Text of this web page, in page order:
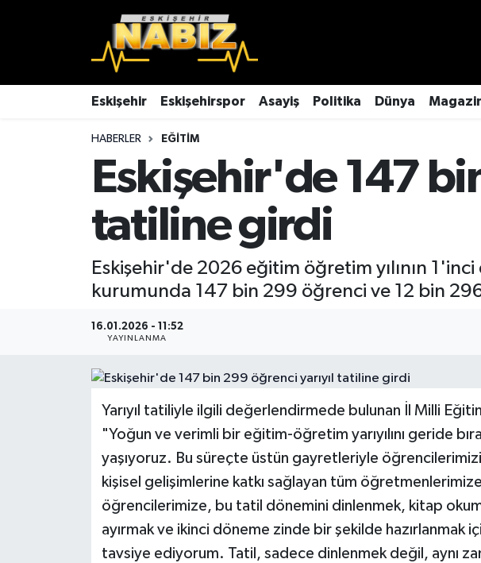
Eskişehir Eskişehirspor Asayiş Politika Dünya
HABERLER EĞITIM
Eskişehir'de 147
tatiline girdi
Eskişehir'de 2026 eğitim öğretim yılının
kurumunda 147 bin 299 öğrenci ve 12 bin
16.01.2026 - 11:52
YAYINLANMA
Yarıyıl tatiliyle ilgili değerlendirmede bulunan İl Milli
"Yoğun ve verimli bir eğitim-öğretim yarıyılını geride
yaşıyoruz. Bu süreçte üstün gayretleriyle
kişisel gelişimlerine katkı sağlayan tüm
öğrencilerimize, bu tatil dönemini dinlenmek, kitap
ayırmak ve ikinci döneme zinde bir şekilde hazırlanmak
tavsiye ediyorum. Tatil, sadece dinlenmek değil, aynı
Ekonomi
Eskişehir
Gündem
Eskişehir Hava Durumu
Eskişehir Trafik Yoğunluk Haritası
TFF 3.Lig 4.Grup Puan Durumu ve Fikstür
Tüm Manşetler
Son Dakika Haberleri
Haber Arşivi